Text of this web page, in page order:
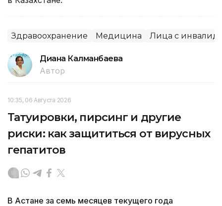
Здравоохранение Медицина Лица с
Диана Калманбаева
Автор
10:35, 06 Августа 2026
Татуировки, пирсинг и другие
риски: как защититься от вирусных
гепатитов
В Астане за семь месяцев текущего года